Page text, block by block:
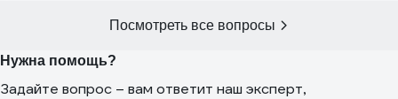
Посмотреть все вопросы
Нужна помощь?
Задайте вопрос – вам ответит наш эксперт,